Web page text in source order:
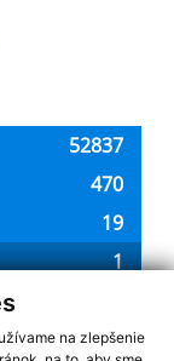
na zlepšenie